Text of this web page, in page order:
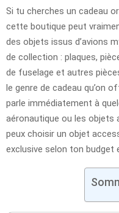
Si tu cherches un cadeau
cette boutique peut
des objets issus d’avions
de collection : plaques,
de fuselage et autres
le genre de cadeau qu’on
parle immédiatement à
aéronautique ou les objets
peux choisir un objet
exclusive selon ton budget